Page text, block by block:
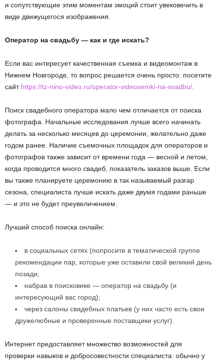
и сопутствующие этим моментам эмоций стоит увековечить в
виде движущегося изображения.
Оператор на свадьбу — как и где искать?
Если вас интересует качественная съемка и видеомонтаж в
Нижнем Новгороде, то вопрос решается очень просто: посетите
сайт https://tz-nino-video.ru/operator-videosemki-na-svadbu/
Поиск свадебного оператора мало чем отличается от поиска
фотографа. Начальные исследования лучше всего начинать
делать за несколько месяцев до церемонии, желательно даже
годом ранее. Наличие съемочных площадок для операторов и
фотографов также зависит от времени года — весной и летом,
когда проводится много свадеб, показатель заказов выше. Если
вы также планируете церемонию в так называемый разгар
сезона, специалиста лучше искать даже двумя годами раньше
— и это не будет преувеличением.
Лучший способ поиска онлайн:
в социальных сетях (попросите в тематической группе
рекомендации пар, которые уже оставили свой великий день
позади;
набрав в поисковике — оператор на свадьбу (и
интересующий вас город);
через салоны свадебных платьев (у них часто есть свои
дружелюбные и проверенные поставщики услуг).
Интернет предоставляет множество возможностей для
проверки навыков и добросовестности специалиста: обычно у